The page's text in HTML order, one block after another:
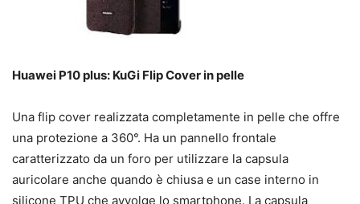
Huawei P10 plus: KuGi Flip Cover in pelle
Una flip cover realizzata completamente in pelle che offre
una protezione a 360°. Ha un pannello frontale
caratterizzato da un foro per utilizzare la capsula
auricolare anche quando è chiusa e un case interno in
silicone TPU che avvolge lo smartphone. La capsula